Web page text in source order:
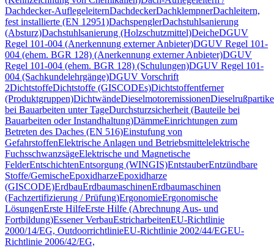
Dachdecker-AuflegeleiternDachdeckerDachklempnerDachleitern,
fest installierte (EN 12951)DachspenglerDachstuhlsanierung
(Absturz)Dachstuhlsanierung (Holzschutzmittel)DeicheDGUV
Regel 101-004 (Anerkennung externer Anbieter)DGUV Regel 101-
004 (ehem. BGR 128) (Anerkennung externer Anbieter)DGUV
Regel 101-004 (ehem. BGR 128) (Schulungen)DGUV Regel 101-
004 (Sachkundelehrgänge)DGUV Vorschrift
2DichtstoffeDichtstoffe (GISCODEs)Dichtstoffentferner
(Produktgruppen)DichtwändeDieselmotoremissionen
bei Bauarbeiten unter TageDurchsturzsicherheit (Bauteile bei
Bauarbeiten oder Instandhaltung)DämmeEinrichtungen zum
Betreten des Daches (EN 516)Einstufung von
GefahrstoffenElektrische Anlagen und Betriebsmittelelektrische
FuchsschwanzsägeElektrische und Magnetische
FelderEntschichtenEntsorgung (WINGIS)EntstauberEntzündbare
Stoffe/GemischeEpoxidharzeEpoxidharze
(GISCODE)ErdbauErdbaumaschinenErdbaumaschinen
(Fachzertifizierung / Prüfung)ErgonomieErgonomische
LösungenErste HilfeErste Hilfe (Abrechnung Aus- und
Fortbildung)Essener VerbauEstricharbeitenEU-Richtlinie
2000/14/EG, OutdoorrichtlinieEU-Richtlinie 2002/44/EGEU-
Richtlinie 2006/42/EG,